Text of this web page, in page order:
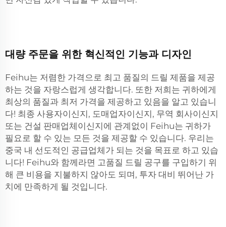
대량 주문을 위한 혁신적인 기능과 디자인
Feihu는 저렴한 가격으로 최고 품질의 드릴 제품을 제공
하는 것을 자랑스럽게 생각합니다. 또한 저희는 귀하에게
최상의 품질과 최저 가격을 제공하고 있음을 알고 있습니
다! 최종 사용자이신지, 도매업자이신지, 무역 회사이신지
또는 건설 판매업체이신지에 관계없이 Feihu는 귀하가
필요로 할 수 있는 모든 것을 제공할 수 있습니다. 우리는
중국 내 선도적인 공급업체가 되는 것을 목표로 하고 있습
니다! Feihu와 함께라면 고품질 드릴 공구를 구입하기 위
해 큰 비용을 지불하지 않아도 되며, 투자 대비 뛰어난 가
치에 만족하게 될 것입니다.